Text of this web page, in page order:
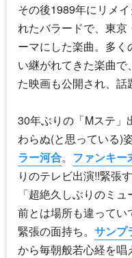
その後1989年にリメ
れたバラードで、東
ーマにした楽曲。多
い継がれてきた楽曲
た映画も公開され、話
30年ぶりの「Mステ」
わらぬ(と思っている)
ラー河合。 ファンキー
りのテレビ出演!!緊張
「超絶久しぶりのミ
前とは場所も違ってい
緊張の面持ち。 サンプ
から毎朝般若心経を